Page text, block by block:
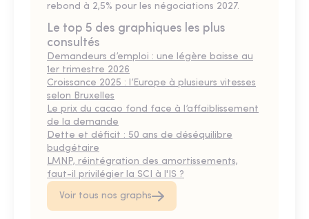
rebond à 2,5% pour les négociations 2027.
Le top 5 des graphiques les plus
consultés
Demandeurs d’emploi : une légère baisse au
1er trimestre 2026
Croissance 2025 : l’Europe à plusieurs vitesses
selon Bruxelles
Le prix du cacao fond face à l’affaiblissement
de la demande
Dette et déficit : 50 ans de déséquilibre
budgétaire
LMNP, réintégration des amortissements,
faut-il privilégier la SCI à l'IS ?
Voir tous nos graphs